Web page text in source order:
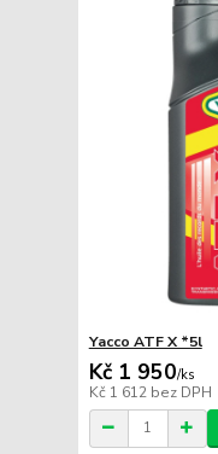
Yacco ATF X *5l
Kč 1 950/ks
Kč 1 612 bez DPH